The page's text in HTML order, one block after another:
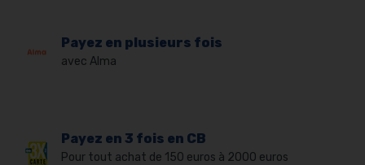
Payez en plusieurs fois
avec Alma
Payez en 3 fois en CB
Pour tout achat de 150 euros à 2000 euros